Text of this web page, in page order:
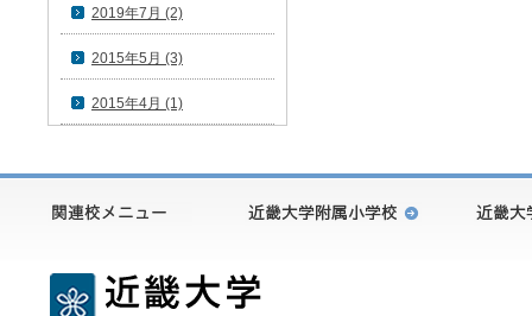
2019年7月 (2)
2015年5月 (3)
2015年4月 (1)